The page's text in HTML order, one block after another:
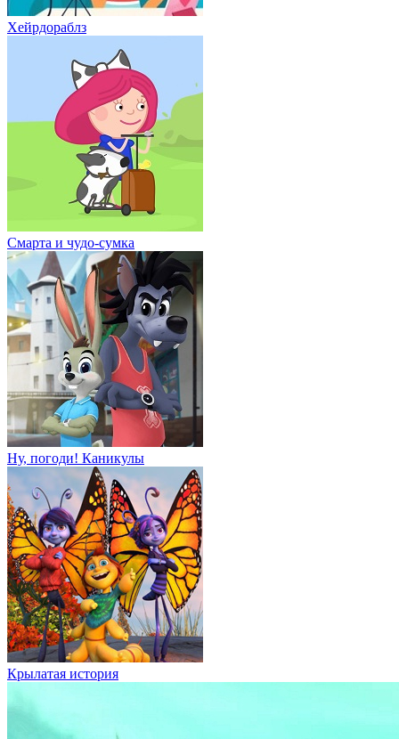
Хейрдораблз
Смарта и чудо-сумка
Ну, погоди! Каникулы
Крылатая история